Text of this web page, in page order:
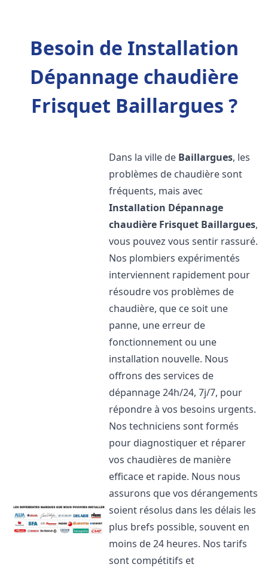
Besoin de Installation
Dépannage chaudière
Frisquet Baillargues ?
Dans la ville de Baillargues, les
problèmes de chaudière sont
fréquents, mais avec
Installation Dépannage
chaudière Frisquet Baillargues,
vous pouvez vous sentir rassuré.
Nos plombiers expérimentés
interviennent rapidement pour
résoudre vos problèmes de
chaudière, que ce soit une
panne, une erreur de
fonctionnement ou une
installation nouvelle. Nous
offrons des services de
dépannage 24h/24, 7j/7, pour
répondre à vos besoins urgents.
Nos techniciens sont formés
pour diagnostiquer et réparer
vos chaudières de manière
efficace et rapide. Nous nous
assurons que vos dérangements
soient résolus dans les délais les
plus brefs possible, souvent en
moins de 24 heures. Nos tarifs
sont compétitifs et